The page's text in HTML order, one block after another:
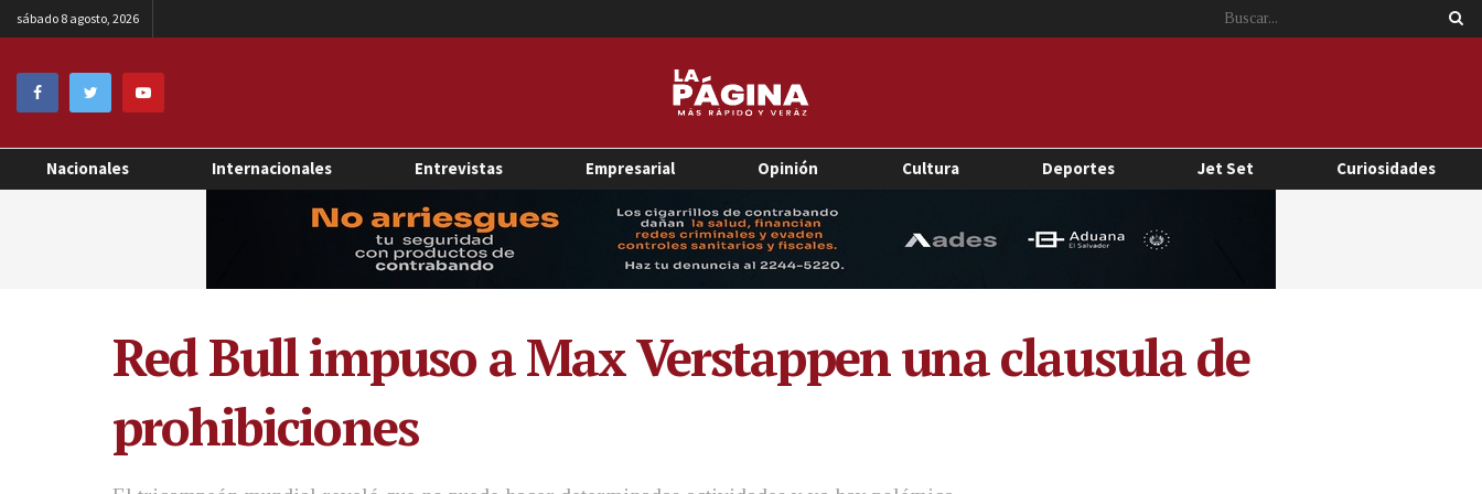
sábado 8 agosto, 2026
Nacionales Internacionales Entrevistas Empresarial Opinión Cultura Deportes Jet Set Curiosidades
Red Bull impuso a Max Verstappen una clausula de
prohibiciones